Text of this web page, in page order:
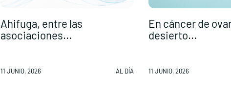
Ahifuga, entre las
asociaciones...
11 JUNIO, 2026 AL DÍA
En cáncer de
desierto...
11 JUNIO, 2026